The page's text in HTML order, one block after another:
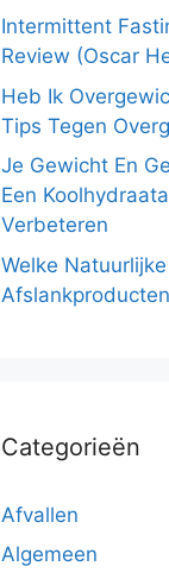
Intermittent
Review (Oscar
Heb Ik
Tips Tegen
Je Gewicht En
Een
Verbeteren
Welke Natuurlijke
Categorieën
Afvallen
Algemeen